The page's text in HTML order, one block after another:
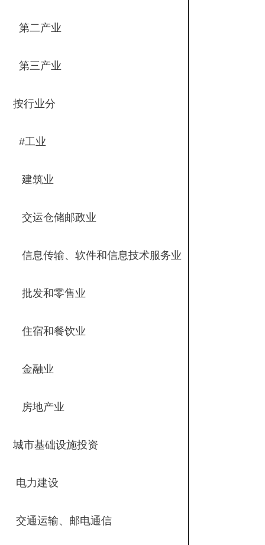
第二产业
第三产业
按行业分
#工业
建筑业
交运仓储邮政业
信息传输、软件和信息技术服务业
批发和零售业
住宿和餐饮业
金融业
房地产业
城市基础设施投资
电力建设
交通运输、邮电通信